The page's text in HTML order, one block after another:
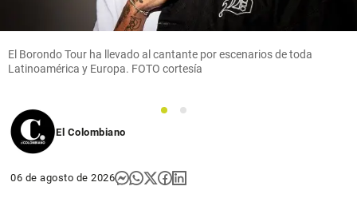
El Borondo Tour ha llevado al cantante por escenarios de toda
Latinoamérica y Europa. FOTO cortesía
1
2
El Colombiano
06 de agosto de 2026